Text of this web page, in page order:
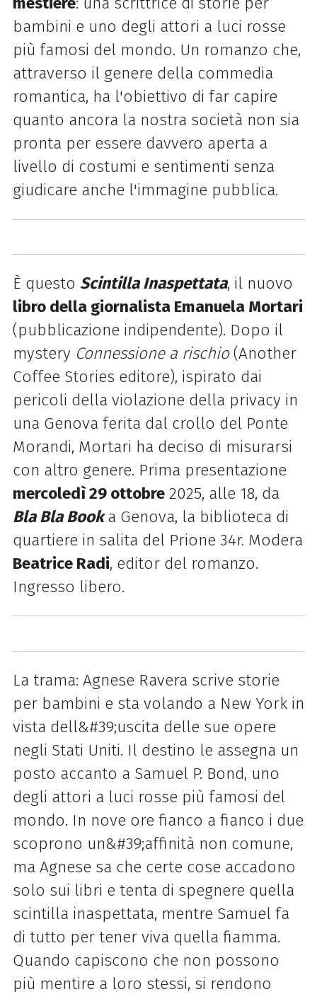
bambini e uno degli attori a luci rosse
più famosi del mondo. Un romanzo che,
attraverso il genere della commedia
romantica, ha l'obiettivo di far capire
quanto ancora la nostra società non sia
pronta per essere davvero aperta a
livello di costumi e sentimenti senza
giudicare anche l'immagine pubblica.
È questo Scintilla Inaspettata, il nuovo
libro della giornalista Emanuela Mortari
(pubblicazione indipendente). Dopo il
mystery Connessione a rischio(Another
Coffee Stories editore), ispirato dai
pericoli della violazione della privacy in
una Genova ferita dal crollo del Ponte
Morandi, Mortari ha deciso di misurarsi
con altro genere. Prima presentazione
mercoledì 29 ottobre2025, alle 18, da
Bla Bla Booka Genova, la biblioteca di
quartiere in salita del Prione 34r. Modera
Beatrice Radi, editor del romanzo.
Ingresso libero.
La trama: Agnese Ravera scrive storie
per bambini e sta volando a New York in
vista dell&#39;uscita delle sue opere
negli Stati Uniti. Il destino le assegna un
posto accanto a Samuel P. Bond, uno
degli attori a luci rosse più famosi del
mondo. In nove ore fianco a fianco i due
scoprono un&#39;affinità non comune,
ma Agnese sa che certe cose accadono
solo sui libri e tenta di spegnere quella
scintilla inaspettata, mentre Samuel fa
di tutto per tener viva quella fiamma.
Quando capiscono che non possono
più mentire a loro stessi, si rendono